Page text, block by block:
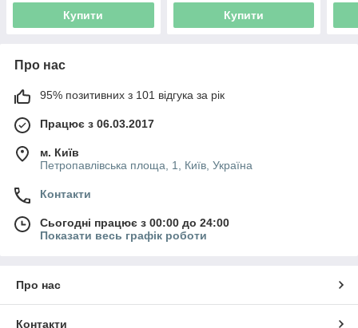
Купити Купити
Про нас
95% позитивних з 101 відгука за рік
Працює з 06.03.2017
м. Київ
Петропавлівська площа, 1, Київ, Україна
Контакти
Сьогодні працює з 00:00 до 24:00
Показати весь графік роботи
Про нас
Контакти